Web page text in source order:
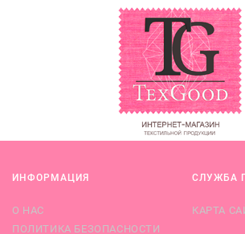
ИНФОРМАЦИЯ
О НАС
ПОЛИТИКА БЕЗОПАСНОСТИ
СЛУЖБА
КАРТА